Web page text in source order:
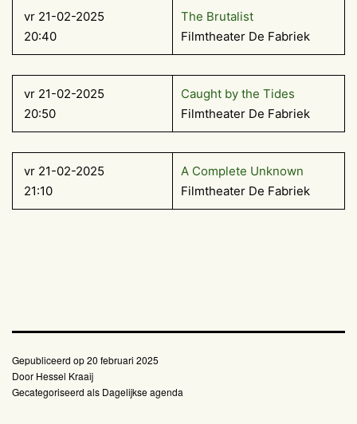
vr 21-02-2025
20:40
The Brutalist
Filmtheater De Fabriek
vr 21-02-2025
20:50
Caught by the Tides
Filmtheater De Fabriek
vr 21-02-2025
21:10
A Complete Unknown
Filmtheater De Fabriek
Gepubliceerd op20 februari 2025
Door Hessel Kraaij
Gecategoriseerd als Dagelijkse agenda